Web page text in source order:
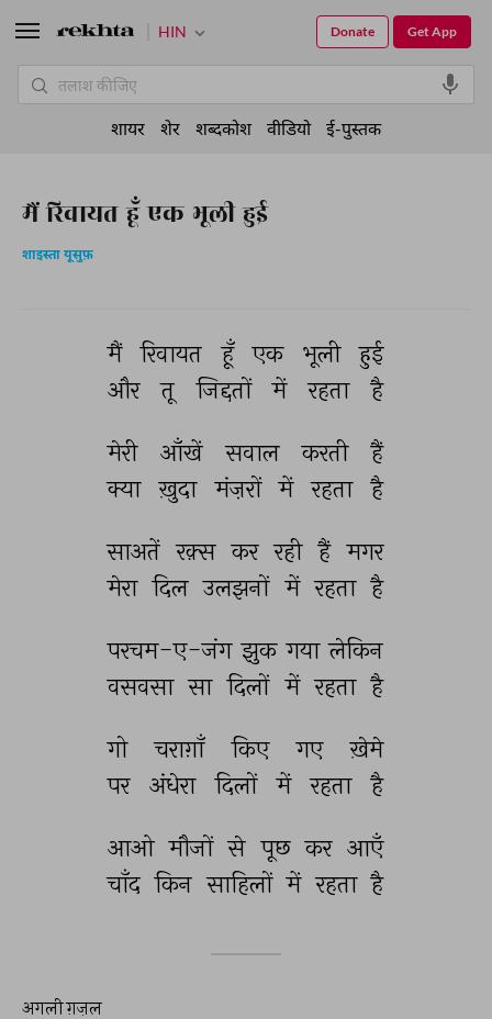
मैं रिवायत हूँ एक भूली हुई
शाइस्ता यूसुफ़
मैं रिवायत हूँ एक भूली हुई
और
तू जिद्दतों में रहता है
मेरी आँखें सवाल करती
हैं
क्या ख़ुदा मंज़रों में रहता है
साअतें रक़्स कर रही हैं मगर
मेरा दिल उलझनों में रहता है
परचम-ए-जंग झुक गया लेकिन
वसवसा सा दिलों में रहता है
गो चराग़ाँ किए गए
ख़ेमे
पर
अंधेरा दिलों में रहता है
आओ मौजों से पूछ कर आएँ
चाँद किन साहिलों में रहता है
अगली ग़ज़ल
HIN Get App
Donate
शायर शेर शब्दकोश वीडियो ई-पुस्तक